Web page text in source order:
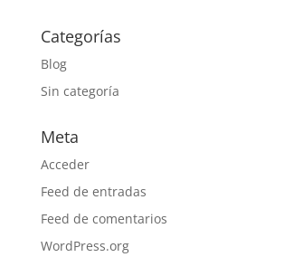
Categorías
Blog
Sin categoría
Meta
Acceder
Feed de entradas
Feed de comentarios
WordPress.org